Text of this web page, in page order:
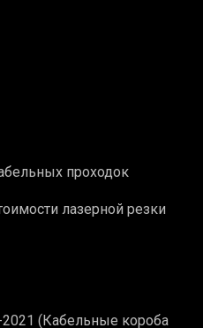
проходок
лазерной резки
(Кабельные короба